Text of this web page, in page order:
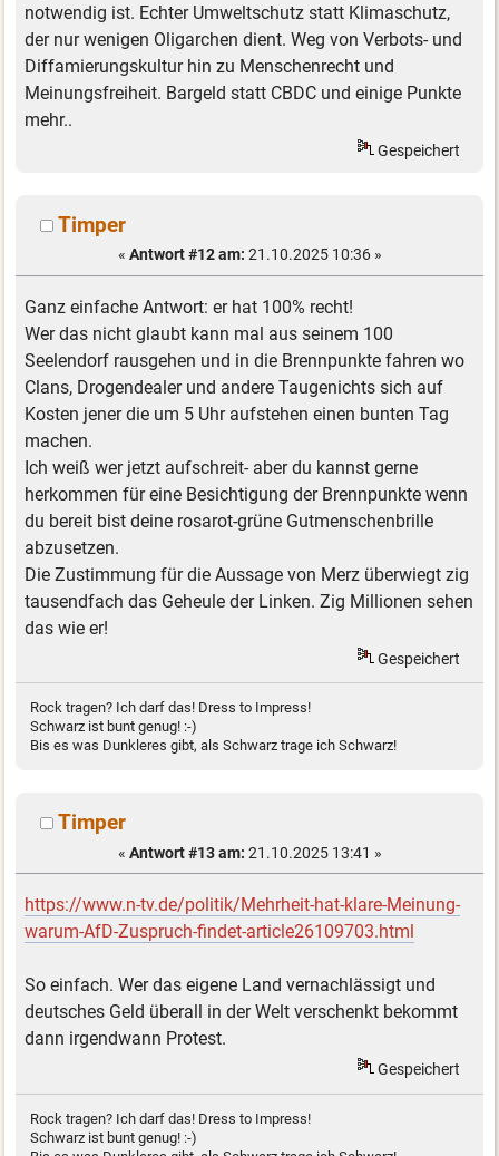
notwendig ist. Echter Umweltschutz statt Klimaschutz,
der nur wenigen Oligarchen dient. Weg von Verbots- und
Diffamierungskultur hin zu Menschenrecht und
Meinungsfreiheit. Bargeld statt CBDC und einige Punkte
mehr..
Gespeichert
Timper
« Antwort #12 am: 21.10.2025 10:36 »
Ganz einfache Antwort: er hat 100% recht!
Wer das nicht glaubt kann mal aus seinem 100
Seelendorf rausgehen und in die Brennpunkte fahren wo
Clans, Drogendealer und andere Taugenichts sich auf
Kosten jener die um 5 Uhr aufstehen einen bunten Tag
machen.
Ich weiß wer jetzt aufschreit- aber du kannst gerne
herkommen für eine Besichtigung der Brennpunkte wenn
du bereit bist deine rosarot-grüne Gutmenschenbrille
abzusetzen.
Die Zustimmung für die Aussage von Merz überwiegt zig
tausendfach das Geheule der Linken. Zig Millionen sehen
das wie er!
Gespeichert
Rock tragen? Ich darf das! Dress to Impress!
Schwarz ist bunt genug! :-)
Bis es was Dunkleres gibt, als Schwarz trage ich Schwarz!
Timper
« Antwort #13 am: 21.10.2025 13:41 »
https://www.n-tv.de/politik/Mehrheit-hat-klare-Meinung-
warum-AfD-Zuspruch-findet-article26109703.html
So einfach. Wer das eigene Land vernachlässigt und
deutsches Geld überall in der Welt verschenkt bekommt
dann irgendwann Protest.
Gespeichert
Rock tragen? Ich darf das! Dress to Impress!
Schwarz ist bunt genug! :-)